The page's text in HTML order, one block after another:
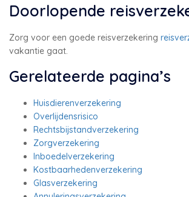
Doorlopende
Zorg voor een goede reisverzekering
vakantie gaat.
Gerelateerde pagina’s
Huisdierenverzekering
Overlijdensrisico
Rechtsbijstandverzekering
Zorgverzekering
Inboedelverzekering
Kostbaarhedenverzekering
Glasverzekering